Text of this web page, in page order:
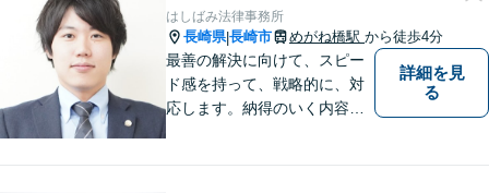
はしばみ法律事務所
長崎県|長崎市 めがね橋駅 から徒歩4分
最善の解決に向けて、スピー
ド感を持って、戦略的に、対
応します。納得のいく内容と
詳細を見
る